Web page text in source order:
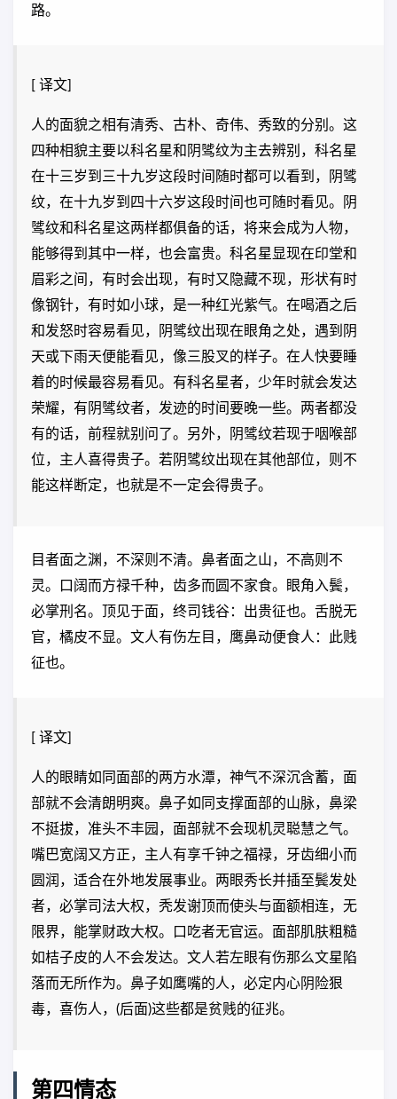
路。
[ 译文]
人的面貌之相有清秀、古朴、奇伟、秀致的分别。这
四种相貌主要以科名星和阴骘纹为主去辨别，科名星
在十三岁到三十九岁这段时间随时都可以看到，阴骘
纹，在十九岁到四十六岁这段时间也可随时看见。阴
骘纹和科名星这两样都俱备的话，将来会成为人物，
能够得到其中一样，也会富贵。科名星显现在印堂和
眉彩之间，有时会出现，有时又隐藏不现，形状有时
像钢针，有时如小球，是一种红光紫气。在喝酒之后
和发怒时容易看见，阴骘纹出现在眼角之处，遇到阴
天或下雨天便能看见，像三股叉的样子。在人快要睡
着的时候最容易看见。有科名星者，少年时就会发达
荣耀，有阴骘纹者，发迹的时间要晚一些。两者都没
有的话，前程就别问了。另外，阴骘纹若现于咽喉部
位，主人喜得贵子。若阴骘纹出现在其他部位，则不
能这样断定，也就是不一定会得贵子。
目者面之渊，不深则不清。鼻者面之山，不高则不
灵。口阔而方禄千种，齿多而圆不家食。眼角入鬓，
必掌刑名。顶见于面，终司钱谷：出贵征也。舌脱无
官，橘皮不显。文人有伤左目，鹰鼻动便食人：此贱
征也。
[ 译文]
人的眼睛如同面部的两方水潭，神气不深沉含蓄，面
部就不会清朗明爽。鼻子如同支撑面部的山脉，鼻梁
不挺拔，准头不丰园，面部就不会现机灵聪慧之气。
嘴巴宽阔又方正，主人有享千钟之福禄，牙齿细小而
圆润，适合在外地发展事业。两眼秀长并插至鬓发处
者，必掌司法大权，秃发谢顶而使头与面额相连，无
限界，能掌财政大权。口吃者无官运。面部肌肤粗糙
如桔子皮的人不会发达。文人若左眼有伤那么文星陷
落而无所作为。鼻子如鹰嘴的人，必定内心阴险狠
毒，喜伤人，(后面)这些都是贫贱的征兆。
第四情态